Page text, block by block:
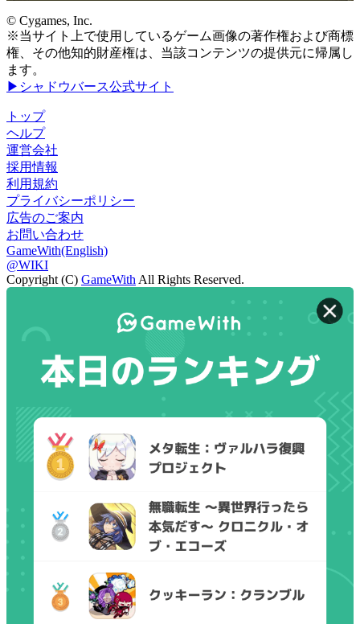
© Cygames, Inc.
※当サイト上で使用しているゲーム画像の著作権および商標
権、その他知的財産権は、当該コンテンツの提供元に帰属し
ます。
▶シャドウバース公式サイト
トップ
ヘルプ
運営会社
採用情報
利用規約
プライバシーポリシー
広告のご案内
お問い合わせ
GameWith(English)
@WIKI
Copyright (C) GameWith All Rights Reserved.